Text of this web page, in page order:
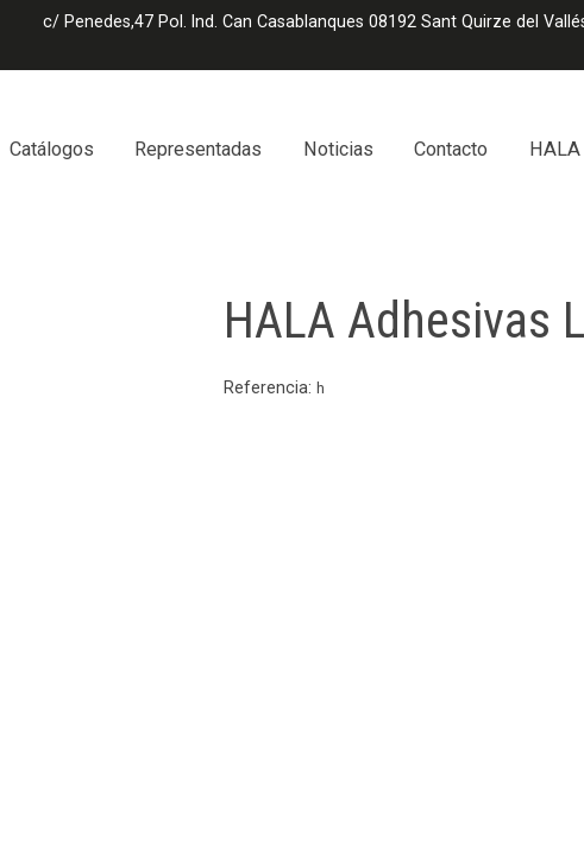
c/ Penedes,47 Pol. Ind. Can Casablanques 08192 Sant Quirze del
Catálogos Representadas Noticias Contacto HALA
HALA Adhesivas
Referencia:h